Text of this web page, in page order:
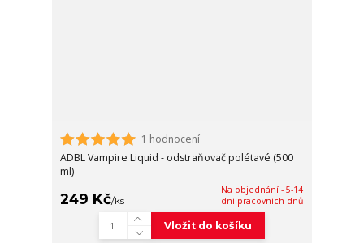
1 hodnocení
ADBL Vampire Liquid - odstraňovač polétavé (500
ml)
249 Kč/ks
Na objednání - 5-14
dní pracovních dnů
Vložit do košíku